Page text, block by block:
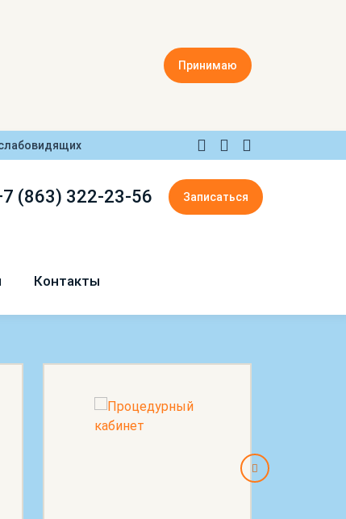
Принимаю
(863) 322-23-56 Записаться
Контакты